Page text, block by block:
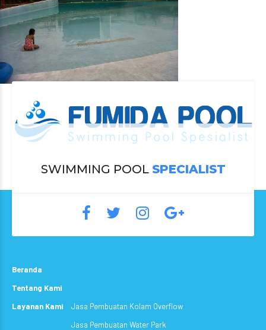
SWIMMING POOL SPECIALIST
Beranda
Tentang Kami
Layanan Kami
Jasa Pembuatan Kolam Overflow
Jasa Pembuatan Water Park